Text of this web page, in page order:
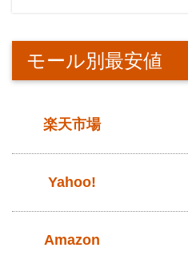
モール別最安値
楽天市場
Yahoo!
Amazon